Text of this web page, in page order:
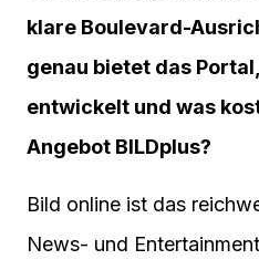
klare Boulevard-
genau bietet das
entwickelt und was
Angebot BILDplus?
Bild online ist das
News- und